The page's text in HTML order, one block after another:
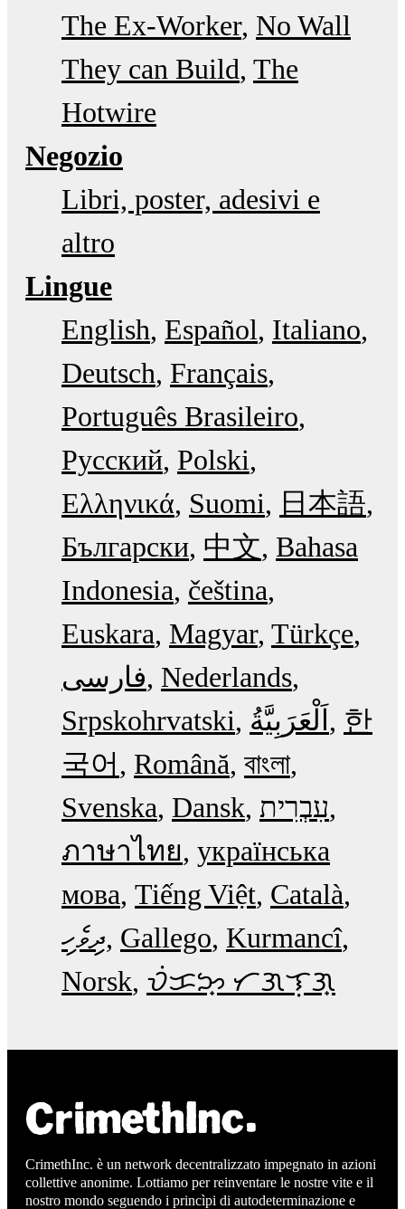
The Ex-Worker No Wall
They can Build The
Hotwire
Negozio
Libri, poster, adesivi e
altro
Lingue
English Español Italiano
Deutsch Français
Português Brasileiro
Русский Polski
Ελληνικά Suomi
日本語
Български 中文 Bahasa
Indonesia čeština
Euskara Magyar Türkçe
فارسی Nederlands
Srpskohrvatski
한
국어
Română বাংলা
Svenska Dansk עִבְרִית
ภาษาไทย українська
мова Tiếng Việt Català
ދިވެހި Gallego Kurmancî
Norsk ᜏᜒᜃᜅ᜔ ᜆᜄᜎᜓᜄ᜔
CrimethInc. è un network decentralizzato impegnato in azioni
collettive anonime. Lottiamo per reinventare le nostre vite e il
nostro mondo seguendo i princìpi di autodeterminazione e